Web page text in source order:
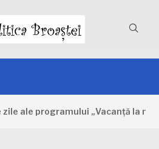
programului „Vacanță la muzeu”